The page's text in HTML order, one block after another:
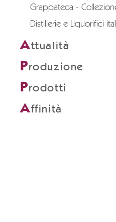
Grappateca -
Distillerie e Liquorifici
Attualità
Produzione
Prodotti
Affinità